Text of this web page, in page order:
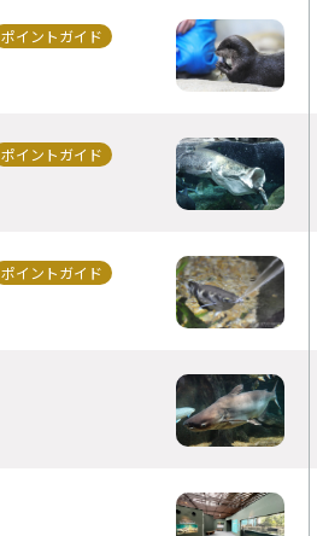
ポイントガイド
ポイントガイド
ポイントガイド